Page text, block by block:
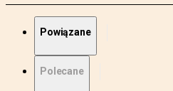
Powiązane
Polecane